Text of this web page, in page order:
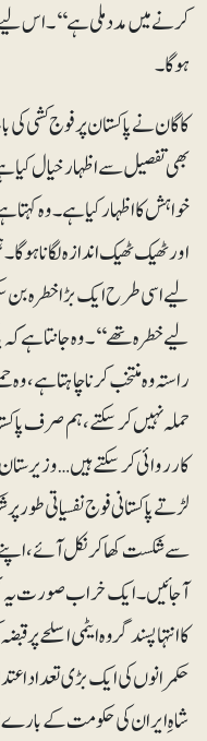
کرنے میں مدد ملی ہے‘‘۔ اس لیے
ہوگا۔
کاگان نے پاکستان پر فوج کشی
بھی تفصیل سے اظہار خیال کیا
خواہش کا اظہار کیا ہے۔ وہ
اور ٹھیک ٹھیک اندازہ لگانا
لیے اسی طرح ایک بڑا خطرہ
لیے خطرہ تھے‘‘۔ وہ جانتا ہے کہ
راستہ وہ منتخب کرنا چاہتا ہے،
حملہ نہیں کرسکتے، ہم صرف
کارروائی کرسکتے ہیں…
لڑتے پاکستانی فوج نفسیاتی
سے شکست کھاکر نکل آئے، اپنے
آجائیں۔ ایک خراب صورت یہ
کا انتہاپسند گروہ ایٹمی اسلحے
حکمرانوں کی ایک بڑی تعداد